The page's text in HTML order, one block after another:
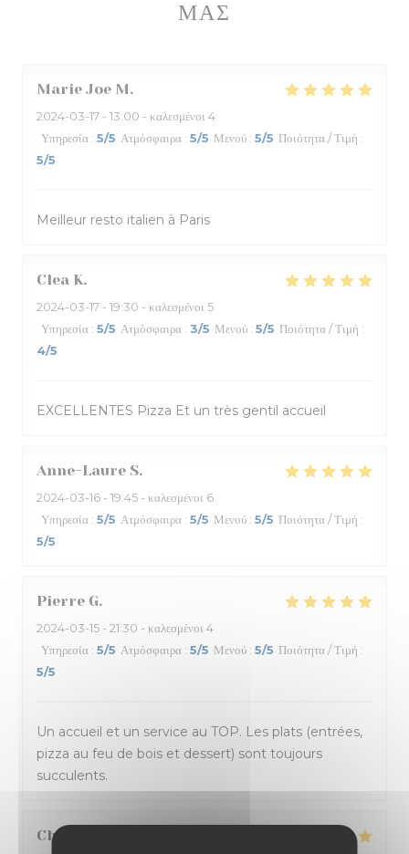
ΜΑΣ
Marie Joe M
2024-03-17 - 13:00 - καλεσμένοι 4
Υπηρεσία : 5/5 Ατμόσφαιρα : 5/5 Μενού : 5/5 Ποιότητα / Τιμή :
5/5
Meilleur resto italien à Paris
Clea K
2024-03-17 - 19:30 - καλεσμένοι 5
Υπηρεσία : 5/5 Ατμόσφαιρα : 3/5 Μενού : 5/5 Ποιότητα / Τιμή :
4/5
EXCELLENTES Pizza Et un très gentil accueil
Anne-Laure S
2024-03-16 - 19:45 - καλεσμένοι 6
Υπηρεσία : 5/5 Ατμόσφαιρα : 5/5 Μενού : 5/5 Ποιότητα / Τιμή :
5/5
Pierre G
2024-03-15 - 21:30 - καλεσμένοι 4
Υπηρεσία : 5/5 Ατμόσφαιρα : 5/5 Μενού : 5/5 Ποιότητα / Τιμή :
5/5
Un accueil et un service au TOP. Les plats (entrées,
pizza au feu de bois et dessert) sont toujours
succulents.
Charlène